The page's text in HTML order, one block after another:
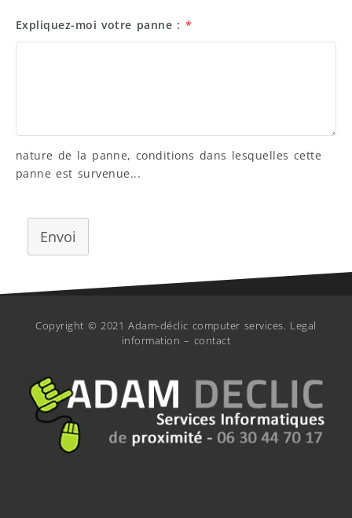
Expliquez-moi votre panne : *
nature de la panne, conditions dans lesquelles cette
panne est survenue...
Envoi
Copyright © 2021 Adam-déclic computer services. Legal
information – contact